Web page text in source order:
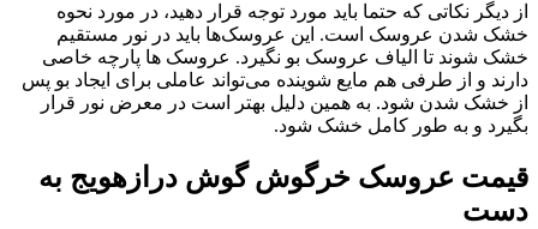
از دیگر نکاتی که حتما باید مورد توجه قرار دهید، در مورد نحوه
خشک شدن عروسک است. این عروسک‌ها باید در نور مستقیم
خشک شوند تا الیاف عروسک بو نگیرد. عروسک‌ ها پارچه خاصی
دارند و از طرفی هم مایع شوینده می‌تواند عاملی برای ایجاد بو پس
از خشک شدن شود. به همین دلیل بهتر است در معرض نور قرار
بگیرد و به طور کامل خشک شود.
قیمت عروسک خرگوش گوش درازهویج به
دست